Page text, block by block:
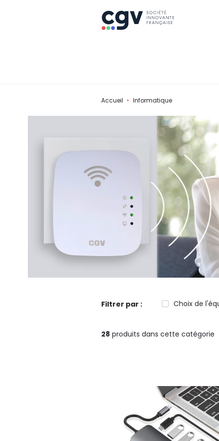
Accueil Informatique
Filtrer par : Choix de
28 produits dans cette catégorie